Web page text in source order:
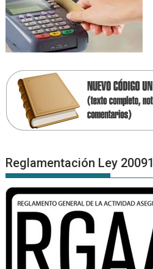
Reglamentación Ley 20091